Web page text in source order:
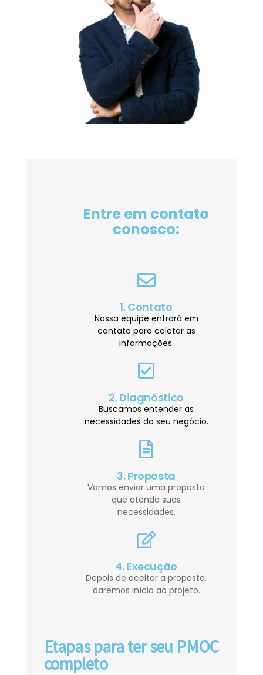
Entre em contato
conosco:
1. Contato
Nossa equipe entrará em
contato para coletar as
informações.
2. Diagnóstico
Buscamos entender as
necessidades do seu negócio.
3. Proposta
Vamos enviar uma proposta
que atenda suas
necessidades.
4. Execução
Depois de aceitar a proposta,
daremos início ao projeto.
Etapas para ter seu PMOC
completo